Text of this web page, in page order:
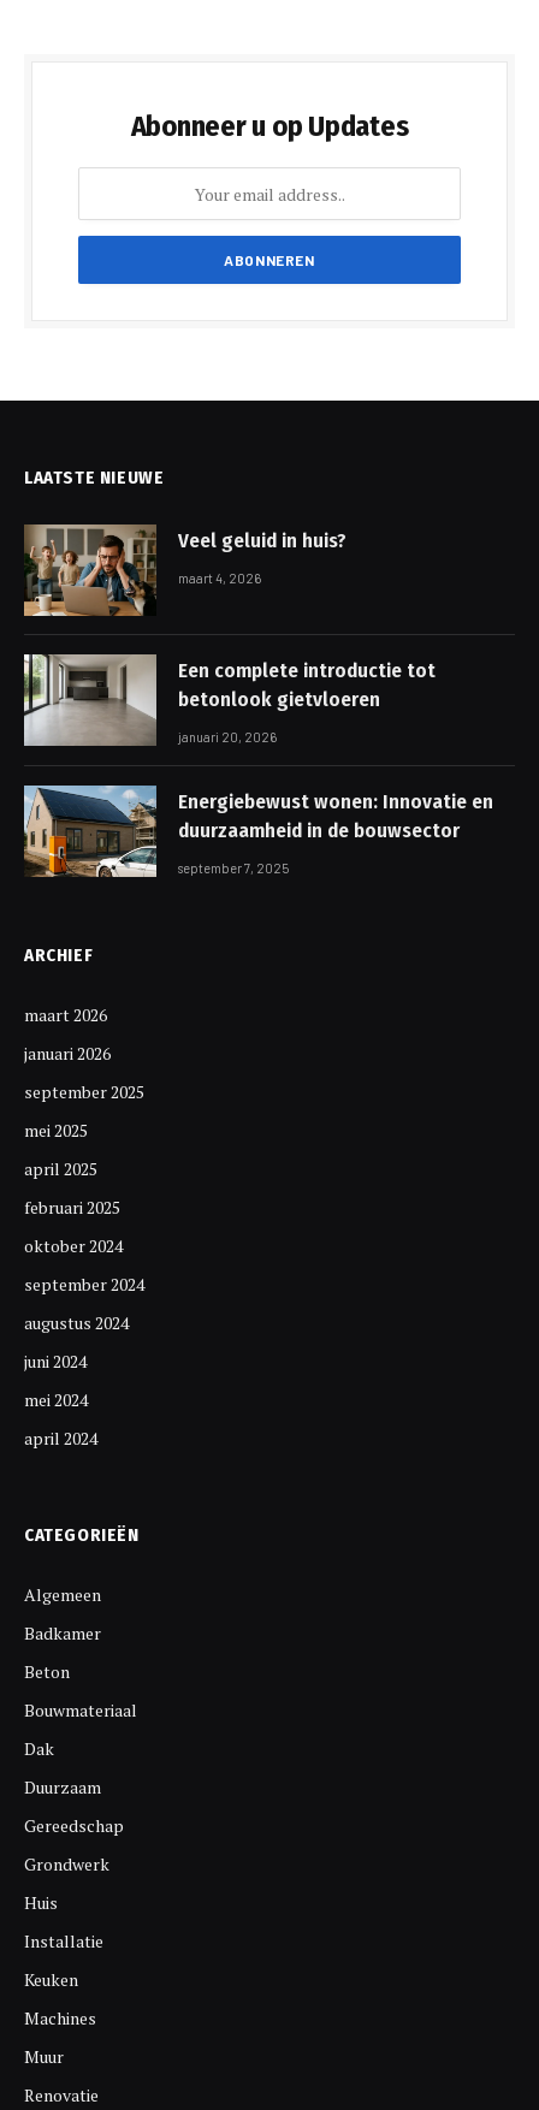
Abonneer u op Updates
LAATSTE NIEUWE
Veel geluid in huis?
maart 4, 2026
Een complete introductie tot
betonlook gietvloeren
januari 20, 2026
Energiebewust wonen: Innovatie en
duurzaamheid in de bouwsector
september 7, 2025
ARCHIEF
maart 2026
januari 2026
september 2025
mei 2025
april 2025
februari 2025
oktober 2024
september 2024
augustus 2024
juni 2024
mei 2024
april 2024
CATEGORIEËN
Algemeen
Badkamer
Beton
Bouwmateriaal
Dak
Duurzaam
Gereedschap
Grondwerk
Huis
Installatie
Keuken
Machines
Muur
Renovatie